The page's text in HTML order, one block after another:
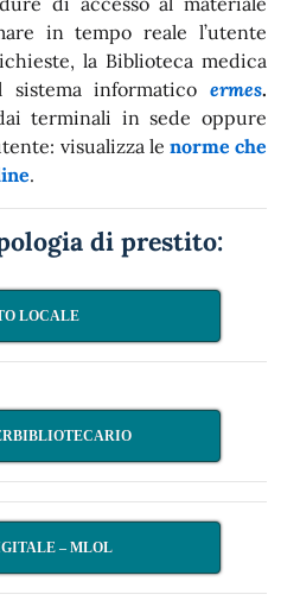
in tempo reale l’utente
la Biblioteca medica
informatico ermes.
terminali in sede oppure
visualizza le norme che
.
di prestito:
LOCALE
– MLOL